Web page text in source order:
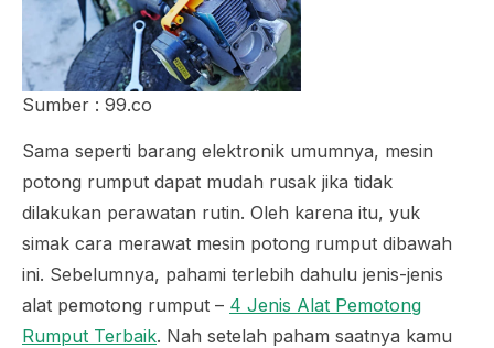
Sumber : 99.co
Sama seperti barang elektronik umumnya, mesin
potong rumput dapat mudah rusak jika tidak
dilakukan perawatan rutin. Oleh karena itu, yuk
simak cara merawat mesin potong rumput dibawah
ini. Sebelumnya, pahami terlebih dahulu jenis-jenis
alat pemotong rumput – 4 Jenis Alat Pemotong
Rumput Terbaik. Nah setelah paham saatnya kamu